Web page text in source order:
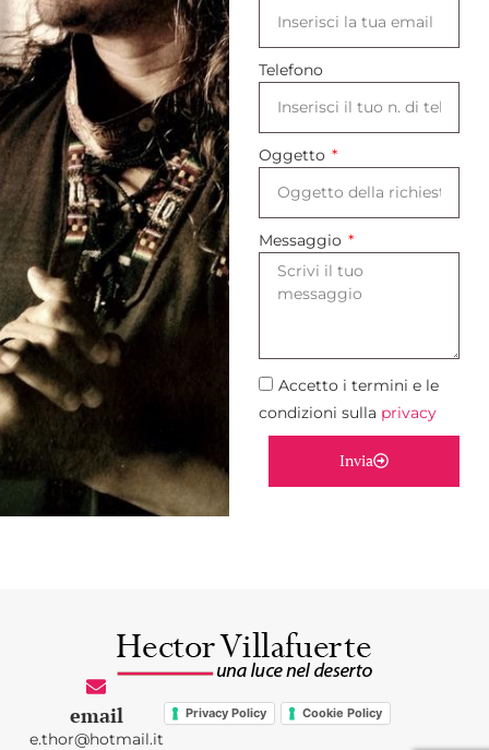
Telefono
Oggetto
Messaggio
Accetto i termini e le
condizioni sulla privacy
Invia
email
e.thor@hotmail.it
Privacy Policy Cookie Policy